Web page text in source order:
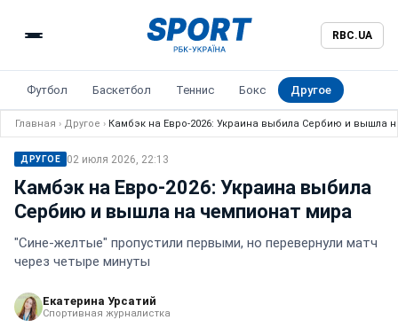
RBC.UA
Футбол Баскетбол Теннис Бокс Другое
Главная › Другое › Камбэк на Евро-2026: Украина выбила Сербию и вышла
ДРУГОЕ 02 июля 2026, 22:13
Камбэк на Евро-2026: Украина выбила
Сербию и вышла на чемпионат мира
"Сине-желтые" пропустили первыми, но перевернули матч
через четыре минуты
Екатерина Урсатий
Спортивная журналистка